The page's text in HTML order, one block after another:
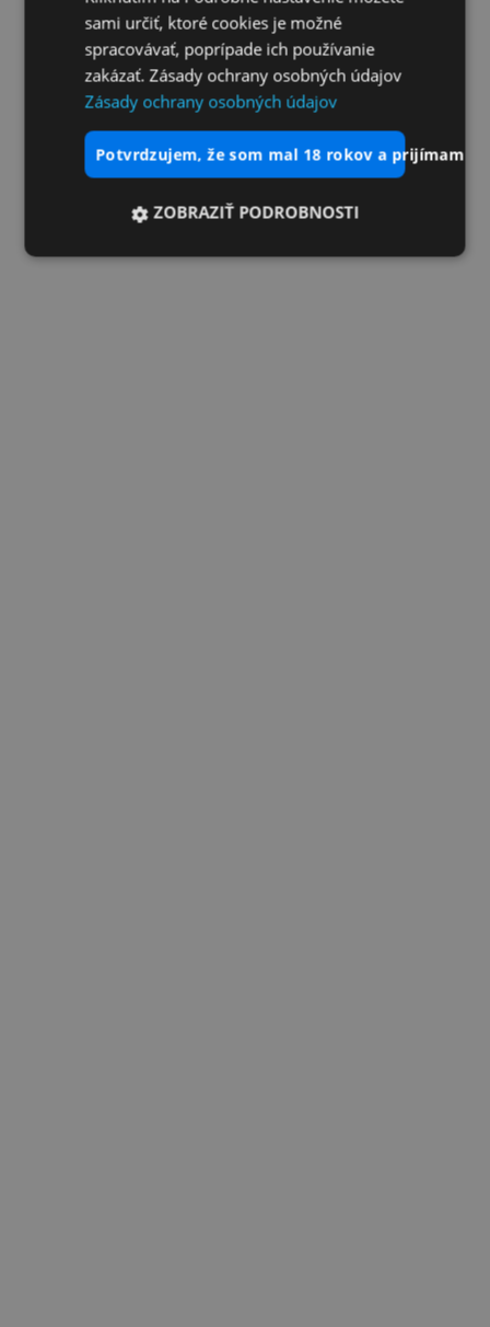
sami určiť, ktoré cookies je možné
spracovávať, poprípade ich používanie
zakázať. Zásady ochrany osobných údajov
Zásady ochrany osobných údajov
potvrdzujem, že som mal 18 rokov a prijímam
ZOBRAZIŤ PODROBNOSTI